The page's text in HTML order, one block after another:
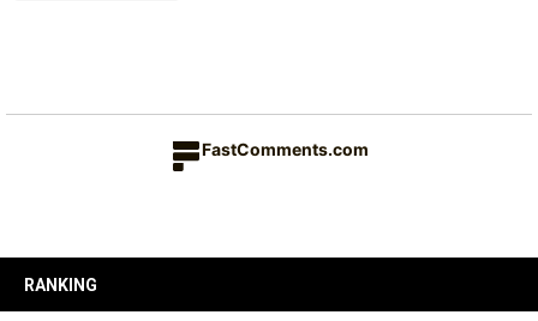
FastComments.com
RANKING